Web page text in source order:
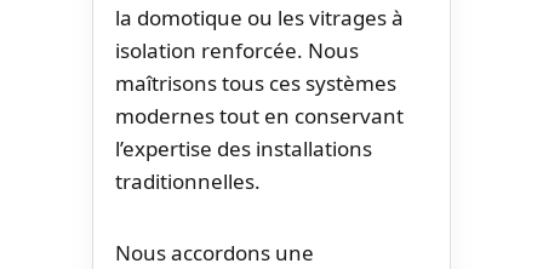
la domotique ou les vitrages à
isolation renforcée. Nous
maîtrisons tous ces systèmes
modernes tout en conservant
l’expertise des installations
traditionnelles.
Nous accordons une